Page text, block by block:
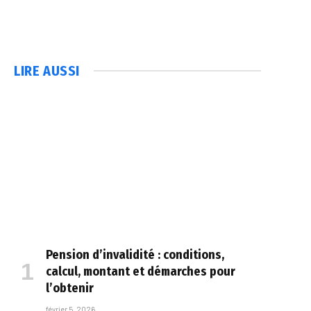
LIRE AUSSI
Pension d’invalidité : conditions,
calcul, montant et démarches pour
l’obtenir
février 5, 2026